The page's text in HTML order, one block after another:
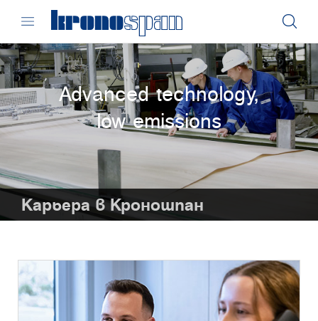
Карьера в Кроношпан
Advanced technology,
low emissions